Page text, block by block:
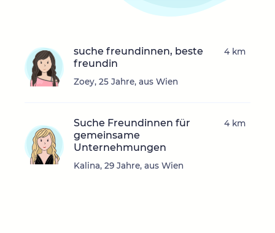
suche freundinnen, beste
freundin
Zoey, 25 Jahre, aus Wien
4 km
Suche Freundinnen für
gemeinsame
Unternehmungen
Kalina, 29 Jahre, aus Wien
4 km